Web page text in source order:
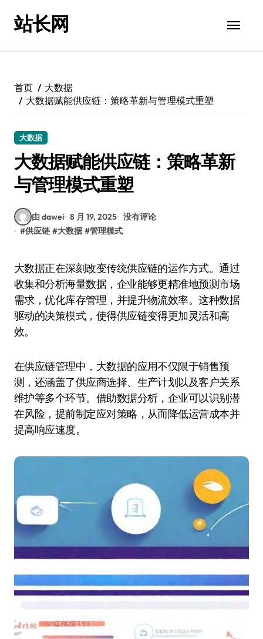
站长网
首页
大数据
大数据赋能供应链：策略革新与管理模式重塑
大数据
大数据赋能供应链：策略革新
与管理模式重塑
由 dawei 8 月 19, 2025 没有评论
#供应链 #大数据 #管理模式
大数据正在深刻改变传统供应链的运作方式。通过
收集和分析海量数据，企业能够更精准地预测市场
需求，优化库存管理，并提升物流效率。这种数据
驱动的决策模式，使得供应链变得更加灵活和高
效。
在供应链管理中，大数据的应用不仅限于销售预
测，还涵盖了供应商选择、生产计划以及客户关系
维护等多个环节。借助数据分析，企业可以识别潜
在风险，提前制定应对策略，从而降低运营成本并
提高响应速度。